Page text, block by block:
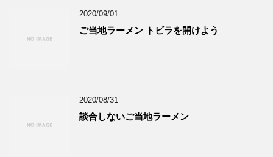
2020/09/01
ご当地ラーメン トビラを開けよう
2020/08/31
談合しないご当地ラーメン